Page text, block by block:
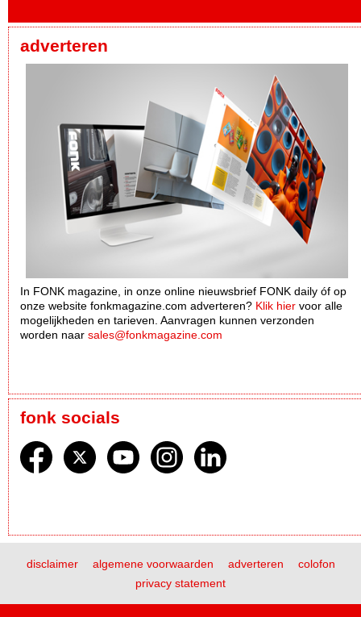
adverteren
In FONK magazine, in onze online nieuwsbrief FONK daily óf op
onze website fonkmagazine.com adverteren? Klik hier voor alle
mogelijkheden en tarieven. Aanvragen kunnen verzonden
worden naar sales@fonkmagazine.com
fonk socials
disclaimer algemene voorwaarden adverteren
colofon
privacy statement